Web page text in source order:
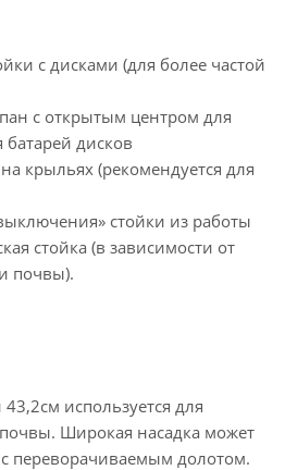
с дисками (для более частой
с открытым центром для
дисков
крыльях (рекомендуется для
стойки из работы
стойка (в зависимости от
почвы).
используется для
Широкая насадка может
переворачиваемым долотом.